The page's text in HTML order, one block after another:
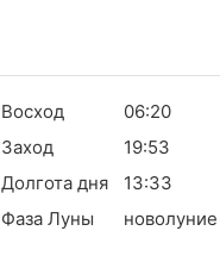
Восход
06:20
Заход
19:53
Долгота дня
13:33
Фаза Луны
новолуние